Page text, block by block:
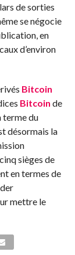
de sorties
se négocie
en
d’environ
Bitcoin
Bitcoin de
terme du
désormais la
sièges de
en termes de
mettre le